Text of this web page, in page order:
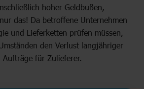
hoher Geldbußen,
das! Da betroffene Unternehmen
und Lieferketten prüfen müssen,
den Verlust langjähriger
für Zulieferer.